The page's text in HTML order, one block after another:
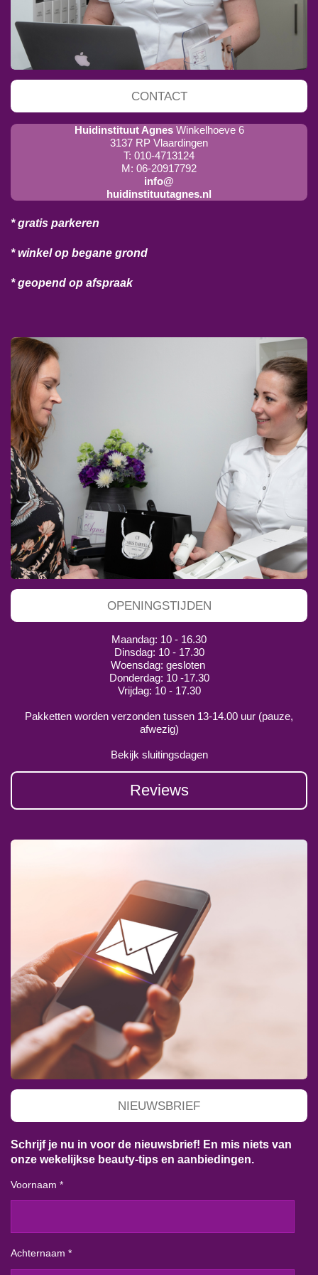
CONTACT
Huidinstituut Agnes Winkelhoeve 6
3137 RP Vlaardingen
T: 010-4713124
M: 06-20917792
info@
huidinstituutagnes.nl
* gratis parkeren
* winkel op begane grond
* geopend op afspraak
OPENINGSTIJDEN
Maandag: 10 - 16.30
Dinsdag: 10 - 17.30
Woensdag: gesloten
Donderdag: 10 -17.30
Vrijdag: 10 - 17.30
Pakketten worden verzonden tussen 13-14.00 uur (pauze,
afwezig)
Bekijk sluitingsdagen
Reviews
NIEUWSBRIEF
Schrijf je nu in voor de nieuwsbrief! En mis niets van
onze wekelijkse beauty-tips en aanbiedingen.
Voornaam *
Achternaam *